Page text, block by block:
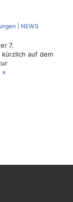
| NEWS
7.
auf dem
»